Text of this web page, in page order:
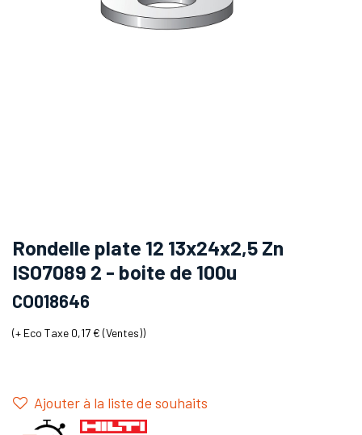
Rondelle plate 12 13x24x2,5 Zn
ISO7089 2 - boite de 100u
CO018646
(+ Eco Taxe 0,17 € (Ventes))
Ajouter à la liste de souhaits